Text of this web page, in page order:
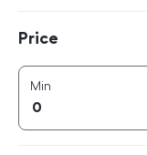
Price
Min